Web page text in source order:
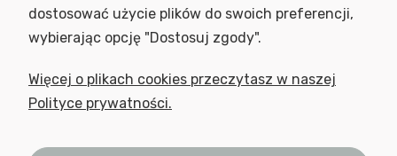
Podaj swój adres e-mail, jeżeli chcesz otrzymywać informacje o
nowościach i promocjach.
dostosować użycie plików do swoich preferencji,
wybierając opcję "Dostosuj zgody".
Więcej o plikach cookies przeczytasz w naszej
Polityce prywatności.